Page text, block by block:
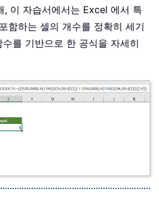
, 이 자습서에서는 Excel 에서 특
함하는 셀의 개수를 정확히 세기
를 기반으로 한 공식을 자세히